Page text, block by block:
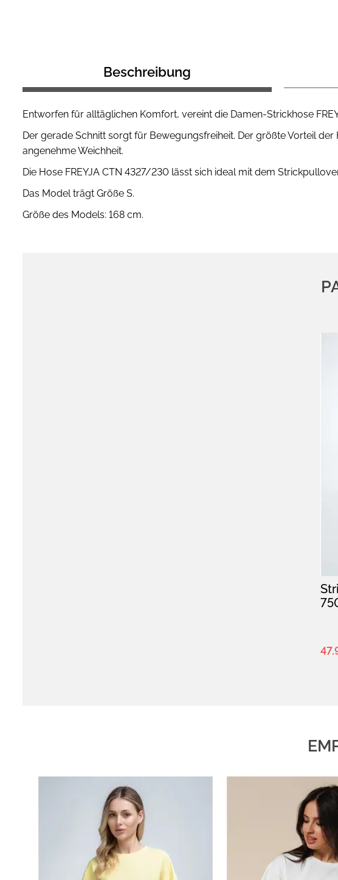
Beschreibung
Entworfen für alltäglichen Komfort, vereint die Damen-Strickhose
Der gerade Schnitt sorgt für Bewegungsfreiheit. Der größte Vorteil
angenehme Weichheit.
Die Hose FREYJA CTN 4327/230 lässt sich ideal mit dem
Das Model trägt Größe S.
Größe des Models: 168 cm.